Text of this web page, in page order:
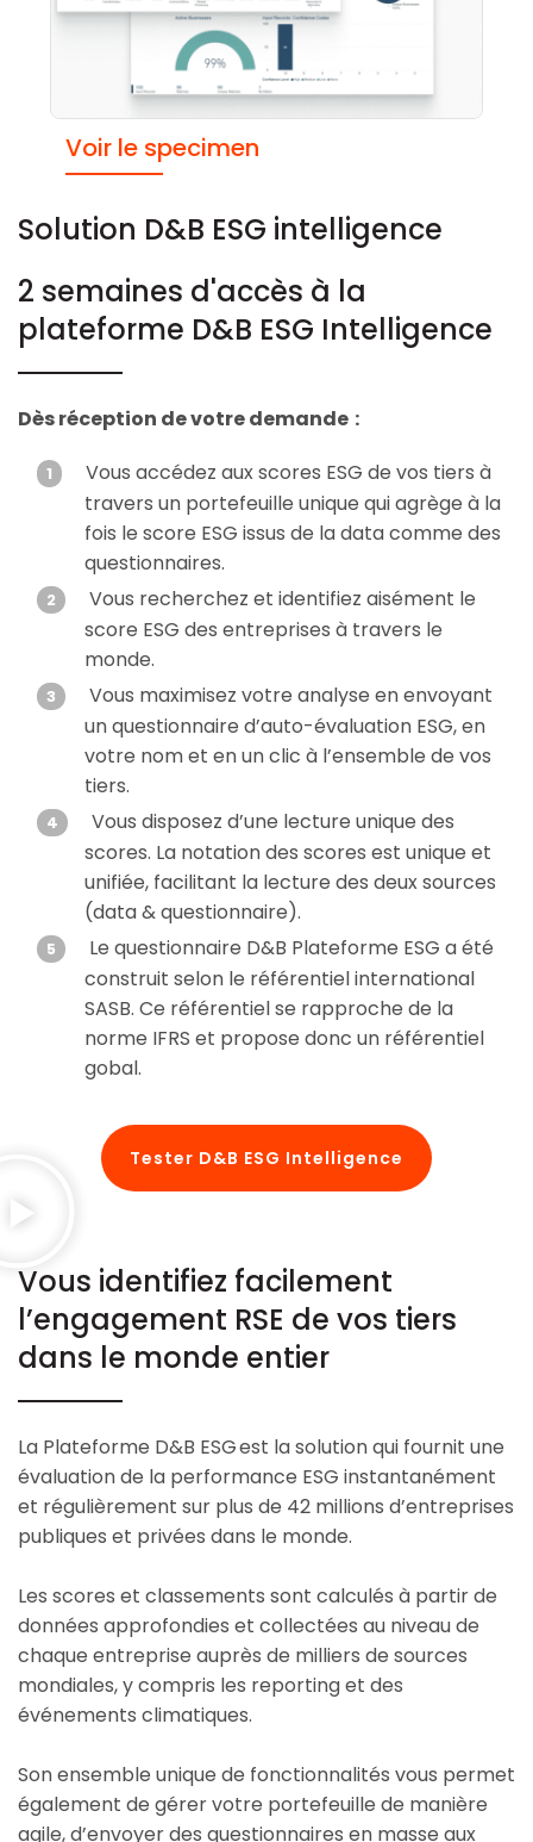
Voir le specimen
Solution D&B ESG intelligence ​
2 semaines d'accès à la
plateforme D&B ESG Intelligence
Dès réception de votre demande :
Vous accédez aux scores ESG de vos tiers à
travers un portefeuille unique qui agrège à la
fois le score ESG issus de la data comme des
questionnaires.
Vous recherchez et identifiez aisément le
score ESG des entreprises à travers le
monde.
Vous maximisez votre analyse en envoyant
un questionnaire d’auto-évaluation ESG, en
votre nom et en un clic à l’ensemble de vos
tiers.
Vous disposez d’une lecture unique des
scores. La notation des scores est unique et
unifiée, facilitant la lecture des deux sources
(data & questionnaire).
Le questionnaire D&B Plateforme ESG a été
construit selon le référentiel international
SASB. Ce référentiel se rapproche de la
norme IFRS et propose donc un référentiel
gobal.
Tester D&B ESG Intelligence
Vous identifiez facilement
l’engagement RSE de vos tiers
dans le monde entier
La Plateforme D&B ESG est la solution qui fournit une
évaluation de la performance ESG instantanément
et régulièrement sur plus de 42 millions d’entreprises
publiques et privées dans le monde.
Les scores et classements sont calculés à partir de
données approfondies et collectées au niveau de
chaque entreprise auprès de milliers de sources
mondiales, y compris les reporting et des
événements climatiques.
Son ensemble unique de fonctionnalités vous permet
également de gérer votre portefeuille de manière
agile, d’envoyer des questionnaires en masse aux